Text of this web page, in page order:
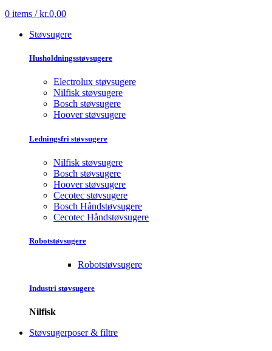
0 items / kr.0,00
Støvsugere
Husholdningsstøvsugere
Electrolux støvsugere
Nilfisk støvsugere
Bosch støvsugere
Hoover støvsugere
Ledningsfri støvsugere
Nilfisk støvsugere
Bosch støvsugere
Hoover støvsugere
Cecotec støvsugere
Bosch Håndstøvsugere
Cecotec Håndstøvsugere
Robotstøvsugere
Robotstøvsugere
Industri støvsugere
Nilfisk
Støvsugerposer & filtre